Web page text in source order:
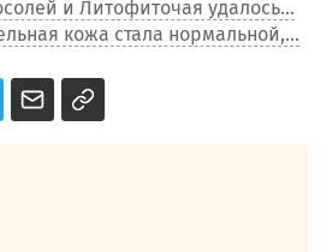
и Литофиточая удалось...
кожа стала нормальной,...